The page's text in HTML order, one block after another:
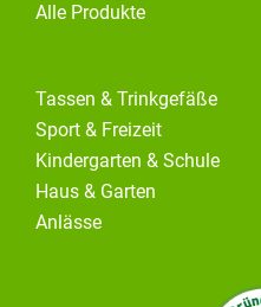
Alle Produkte
Tassen & Trinkgefäße
Sport & Freizeit
Kindergarten & Schule
Haus & Garten
Anlässe